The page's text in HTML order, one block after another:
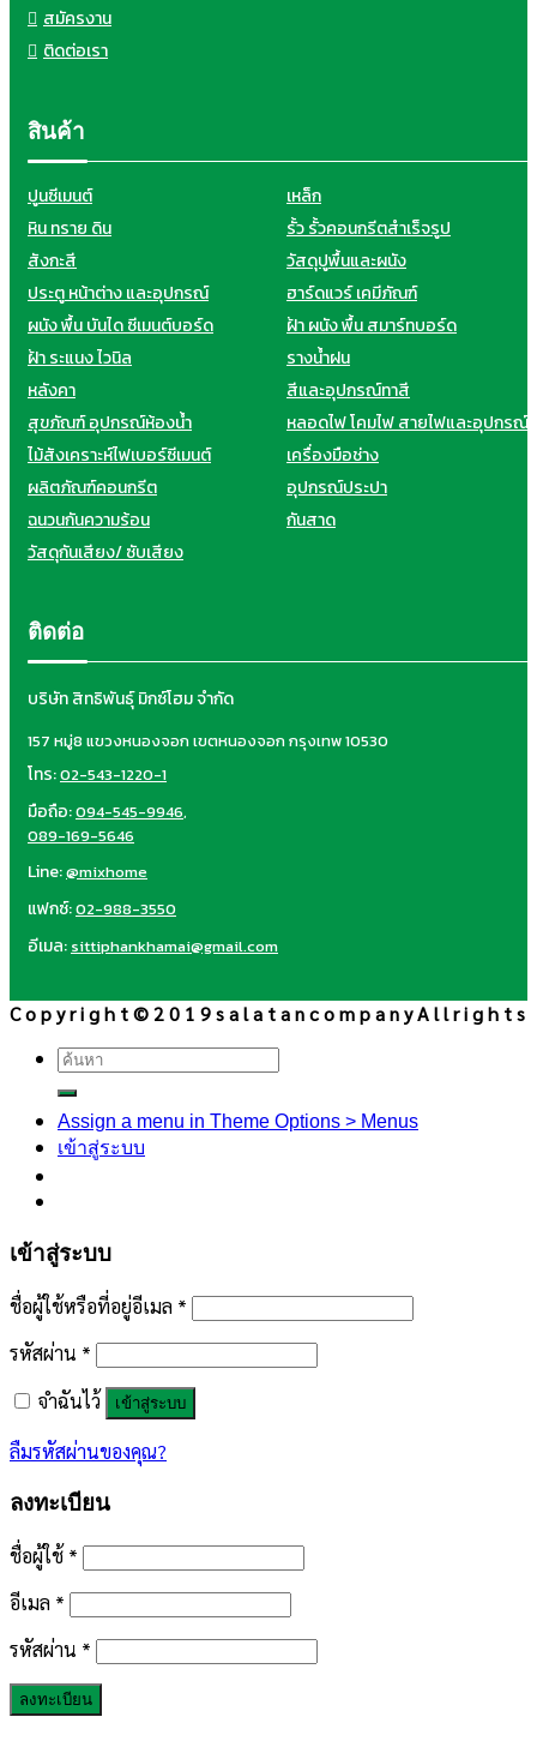
สมัครงาน
ติดต่อเรา
สินค้า
ปูนซีเมนต์
เหล็ก
หิน ทราย ดิน
รั้ว รั้วคอนกรีตสำเร็จรูป
สังกะสี
วัสดุปูพื้นและผนัง
ประตู หน้าต่าง และอุปกรณ์
ฮาร์ดแวร์ เคมีภัณฑ์
ผนัง พื้น บันได ซีเมนต์บอร์ด
ฝ้า ผนัง พื้น สมาร์ทบอร์ด
ฝ้า ระแนง ไวนิล
รางน้ำฝน
หลังคา
สีและอุปกรณ์ทาสี
สุขภัณฑ์ อุปกรณ์ห้องน้ำ
หลอดไฟ โคมไฟ สายไฟและอุปกรณ์
ไม้สังเคราะห์ไฟเบอร์ซีเมนต์
เครื่องมือช่าง
ผลิตภัณฑ์คอนกรีต
อุปกรณ์ประปา
ฉนวนกันความร้อน
กันสาด
วัสดุกันเสียง/ ซับเสียง
ติดต่อ
บริษัท สิทธิพันธุ์ มิกซ์โฮม จำกัด
157 หมู่8 แขวงหนองจอก เขตหนองจอก กรุงเทพ 10530
โทร:02-543-1220-1
มือถือ:094-545-9946,
089-169-5646
Line:@mixhome
แฟกซ์:02-988-3550
อีเมล: sittiphankhamai@gmail.com
C o p y r i g h t © 2 0 1 9 s a l a t a n c o m p a n y A l l r i g h t s
ค้นหา:
Assign a menu in Theme Options > Menus
เข้าสู่ระบบ
เข้าสู่ระบบ
ชื่อผู้ใช้หรือที่อยู่อีเมล *
รหัสผ่าน *
จำฉันไว้
เข้าสู่ระบบ
ลืมรหัสผ่านของคุณ?
ลงทะเบียน
ชื่อผู้ใช้ *
อีเมล *
รหัสผ่าน *
ลงทะเบียน